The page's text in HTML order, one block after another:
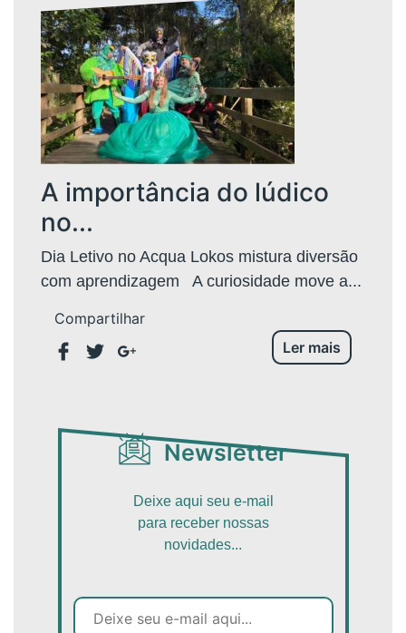
A importância do lúdico
no...
Dia Letivo no Acqua Lokos mistura diversão
com aprendizagem A curiosidade move a...
Compartilhar
Ler mais
Newsletter
Deixe aqui seu e-mail
para receber nossas
novidades...